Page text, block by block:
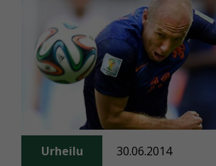
Urheilu 30.06.2014